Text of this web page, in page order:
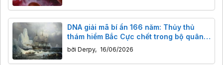
DNA giải mã bí ẩn 166 năm: Thủy thủ
thám hiểm Bắc Cực chết trong bộ quân
phục không thuộc về mình
bởi Derpy, 16/06/2026